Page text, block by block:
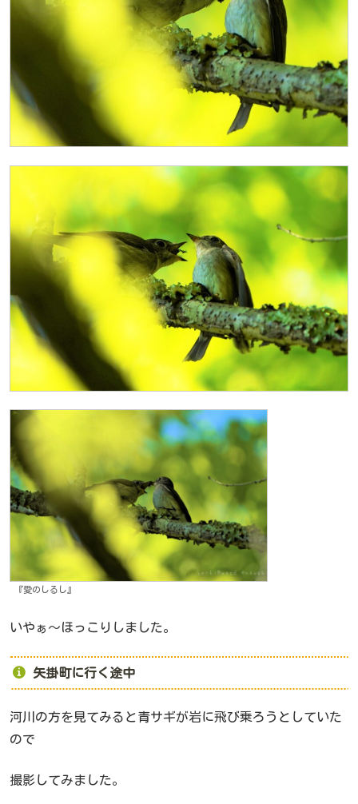
『愛のしるし』
いやぁ～ほっこりしました。
矢掛町に行く途中
河川の方を見てみると青サギが岩に飛び乗ろうとしていた
ので
撮影してみました。